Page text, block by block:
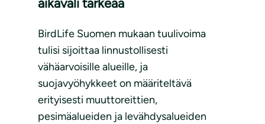
aikaväli tärkeää
BirdLife Suomen mukaan tuulivoima
tulisi sijoittaa linnustollisesti
vähäarvoisille alueille, ja
suojavyöhykkeet on määriteltävä
erityisesti muuttoreittien,
pesimäalueiden ja levähdysalueiden